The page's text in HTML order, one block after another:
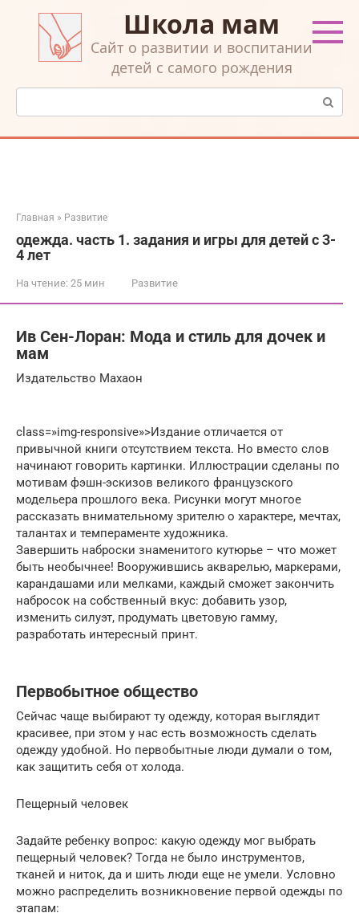
контенту
Школа мам
Cайт о развитии и воспитании
детей с самого рождения
Поиск:
Главная » Развитие
одежда. часть 1. задания и игры для детей с 3-
4 лет
На чтение: 25 мин Развитие
Ив Сен-Лоран: Мода и стиль для дочек и
мам
Издательство Махаон
class=»img-responsive»>Издание отличается от
привычной книги отсутствием текста. Но вместо слов
начинают говорить картинки. Иллюстрации сделаны по
мотивам фэшн-эскизов великого французского
модельера прошлого века. Рисунки могут многое
рассказать внимательному зрителю о характере, мечтах,
талантах и темпераменте художника.
Завершить наброски знаменитого кутюрье – что может
быть необычнее! Вооружившись акварелью, маркерами,
карандашами или мелками, каждый сможет закончить
набросок на собственный вкус: добавить узор,
изменить силуэт, продумать цветовую гамму,
разработать интересный принт.
Первобытное общество
Сейчас чаще выбирают ту одежду, которая выглядит
красивее, при этом у нас есть возможность сделать
одежду удобной. Но первобытные люди думали о том,
как защитить себя от холода.
Пещерный человек
Задайте ребенку вопрос: какую одежду мог выбрать
пещерный человек? Тогда не было инструментов,
тканей и ниток, да и шить люди еще не умели. Условно
можно распределить возникновение первой одежды по
этапам: